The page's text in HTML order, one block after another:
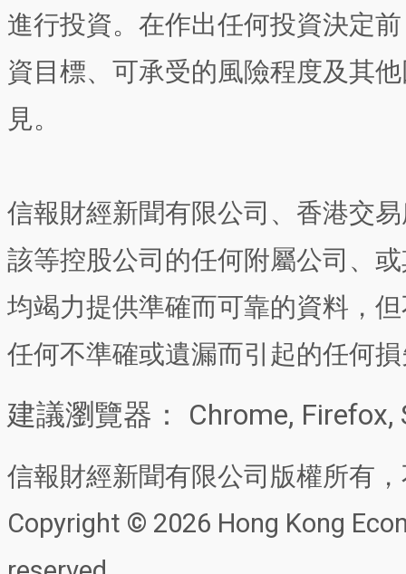
進行投資。在作出任何投資決定
資目標、可承受的風險程度及其
見。
信報財經新聞有限公司、香港交
該等控股公司的任何附屬公司、
均竭力提供準確而可靠的資料，
任何不準確或遺漏而引起的任何
建議瀏覽器： Chrome, Firefox,
信報財經新聞有限公司版權所有
Copyright © 2026 Hong Kong